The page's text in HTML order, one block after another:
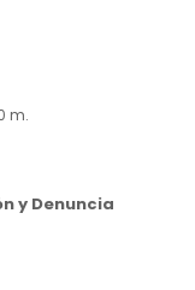
m.
y Denuncia